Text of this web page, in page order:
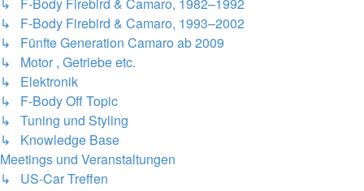
↳ F-Body Firebird & Camaro, 1993–2002
↳ Fünfte Generation Camaro ab 2009
↳ Motor , Getriebe etc.
↳ Elektronik
↳ F-Body Off Topic
↳ Tuning und Styling
↳ Knowledge Base
Meetings und Veranstaltungen
↳ US-Car Treffen